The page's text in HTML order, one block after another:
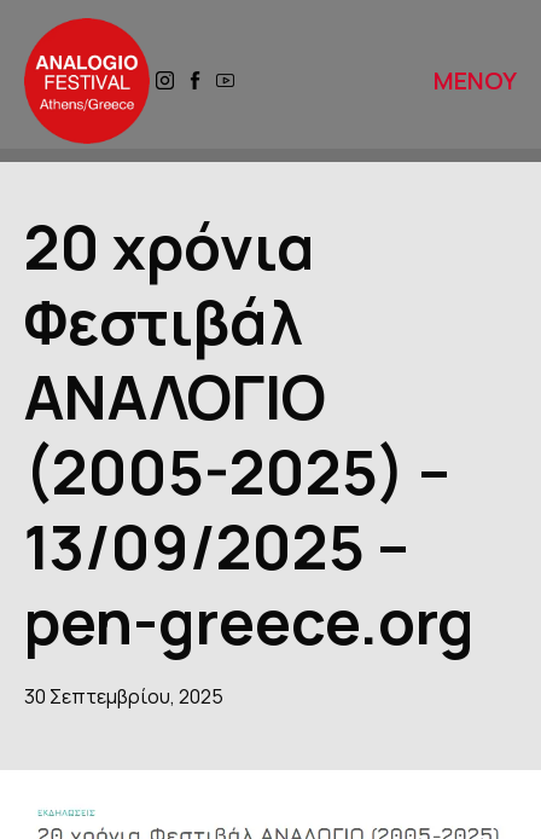
ΑΝΑΛΟΓΙΟ 2025
ΤΟ ΑΝΑΛΟΓΙΟ ΑΥΡΙΟ
ΙΣΤΟΡΙΚΟ
ΔΙΚΤΥΑ
ΒΙΒΛΙΟΘΗΚΕΣ ΠΕΡΙΠΑΤΩΝ
ΔΗΜΟΣΙΕΥΣΕΙΣ
ΜΕΝΟΥ
20 χρόνια
Φεστιβάλ
ΑΝΑΛΟΓΙΟ
(2005-2025) –
13/09/2025 –
pen-greece.org
30 Σεπτεμβρίου, 2025